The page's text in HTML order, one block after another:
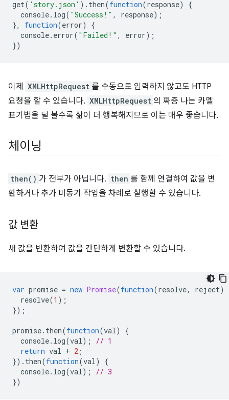
get( 'story.json' ). then(function(response)
{
console. log( "Success!" , response);
},
function(error)
{
console. error( "Failed!" , error);
})
이제 XMLHttpRequest 를 수동으로 입력하지 않고도 HTTP
요청을 할 수 있습니다. XMLHttpRequest 의 짜증 나는 카멜
표기법을 덜 볼수록 삶이 더 행복해지므로 이는 매우 좋습니다.
체이닝
then() 가 전부가 아닙니다. then 를 함께 연결하여 값을 변
환하거나 추가 비동기 작업을 차례로 실행할 수 있습니다.
값 변환
새 값을 반환하여 값을 간단하게 변환할 수 있습니다.
var promise = new Promise(function(resolve, reject)
resolve(1 );
});
promise. then(function(val)
{
console. log(val);
// 1
return val + 2 ;
}). then(function(val)
{
console. log(val);
// 3
})